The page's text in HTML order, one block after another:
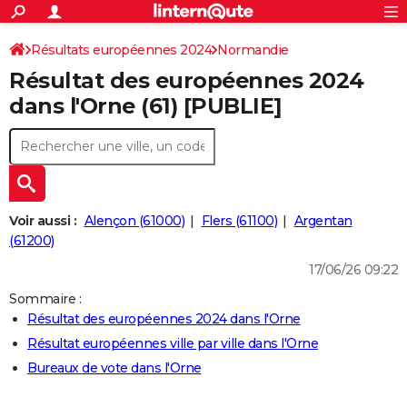
ACTUALITÉS
Politique
Société
Faits Divers
Education
Monde
Villes
+
SPORT
Coupe du monde 2026
Football
Tennis
Cyclisme
Rugby
Forum
CULTURE
Programme TV
TNT
Streaming
Cinéma
Sorties cinéma
Musique
+
FINANCE
Retraite
Impôts
Epargne
Immobilier
Risques naturels par ville
Banque
Assurance
Crédit
AUTO
Essais
Réserver un essai
Citadines
Berlines
SUV
Forum auto
+
HIGH-TECH
Mobiles
Meilleur smartphone
Internet
Ordinateurs
Jeux vidéo
Guide high-tech
+
BRICOLAGE
Guides de France
Escapades
Patrimoine
Expositions
Musées
Week-end nature
LIFESTYLE
Art de vivre
Bien-être
Loisirs
Mode
Modes de vie
S'inscrire
Connexion
Résultats européennes 2024 Normandie
Résultat des européennes 2024
dans l'Orne (61) [PUBLIE]
Voir aussi : Alençon (61000) Flers (61100)
Argentan
(61200)
17/06/26 09:22
Sommaire :
Résultat des européennes 2024 dans l'Orne
Résultat européennes ville par ville dans l'Orne
Bureaux de vote dans l'Orne